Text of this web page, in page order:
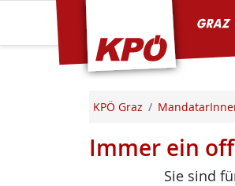
KPÖ Graz
Immer ein
Sie sind